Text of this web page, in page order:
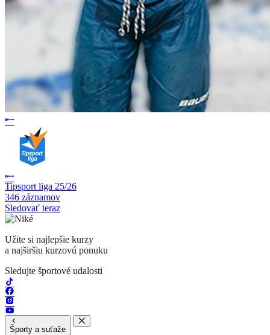
Tipsport liga 25/26
346 záznamov
Sledovať teraz
Užite si najlepšie kurzy
a najširšiu kurzovú ponuku
Sledujte športové udalosti
Športy a suťaže